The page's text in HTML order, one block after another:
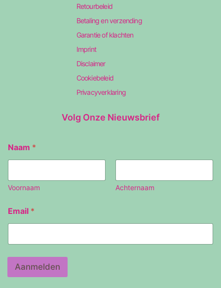
Retourbeleid
Betaling en verzending
Garantie of klachten
Imprint
Disclaimer
Cookiebeleid
Privacyverklaring
Volg Onze Nieuwsbrief
Naam *
Voornaam Achternaam
a
a
E
a
l
Email *
Aanmelden